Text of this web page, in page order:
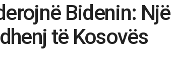
Bidenin: Një
të Kosovës